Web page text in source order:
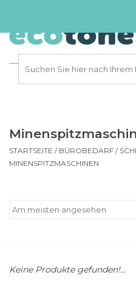
STARTSEITE / BÜROBEDARF /
MINENSPITZMASCHINEN
Keine Produkte gefunden!...